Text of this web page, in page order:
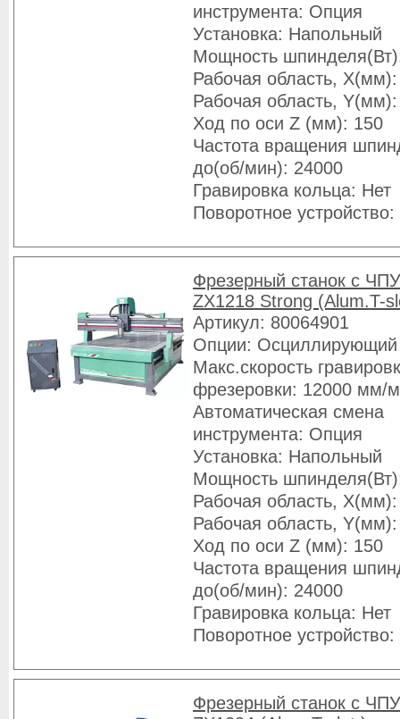
инструмента: Опция
Установка: Напольный
Мощность
Рабочая область,
Рабочая область,
Ход по оси Z (мм): 150
Частота вращения
до(об/мин): 24000
Гравировка кольца: Нет
Поворотное
Фрезерный станок с
ZX1218 Strong (Alum.T-
Артикул: 80064901
Опции:
Макс.скорость
фрезеровки: 12000 мм/
Автоматическая смена
инструмента: Опция
Установка: Напольный
Мощность
Рабочая область,
Рабочая область,
Ход по оси Z (мм): 150
Частота вращения
до(об/мин): 24000
Гравировка кольца: Нет
Поворотное
Фрезерный станок с